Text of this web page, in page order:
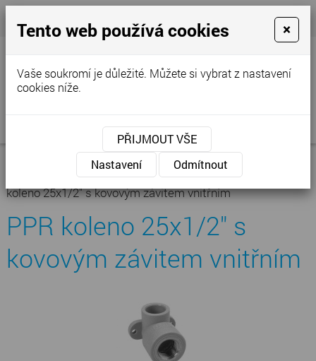
cvstop@tiscali.cz
Nabídka»Kanalizace - vodoinstalace
vodoinstalace»PPR tvarovky»PPR nástěnné koleno
koleno 25x1/2" s kovovým závitem vnitřním
PPR koleno 25x1/2" s
kovovým závitem vnitřním
Tento web používá cookies ×
Vaše soukromí je důležité. Můžete si vybrat z nastavení
cookies níže.
PŘIJMOUT VŠE
Nastavení
Odmítnout